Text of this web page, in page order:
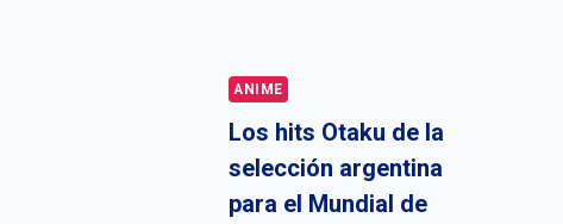
ANIME
Los hits Otaku de la
selección argentina
para el Mundial de